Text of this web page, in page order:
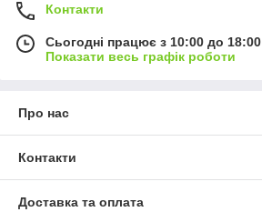
Контакти
Сьогодні працює з 10:00 до 18:00
Показати весь графік роботи
Про нас
Контакти
Доставка та оплата